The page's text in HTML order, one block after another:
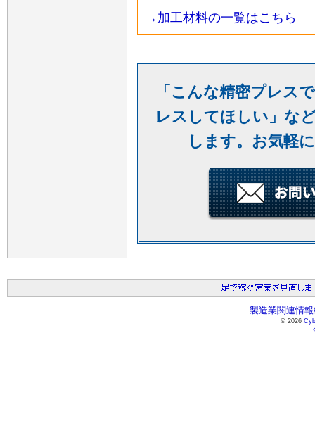
→加工材料の一覧はこちら
「こんな精密プレス
レスしてほしい」な
します。お気軽
製造業関連情
© 2026